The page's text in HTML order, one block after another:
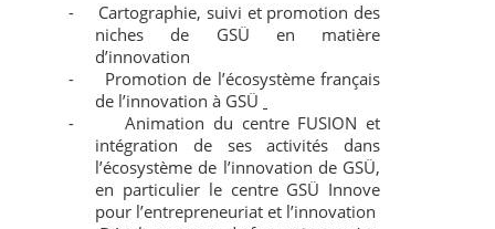
-
Cartographie, suivi et promotion des
niches de GSÜ en matière
d’innovation
-
Promotion de l’écosystème français
de l’innovation à GSÜ
-
Animation du centre FUSION et
intégration de ses activités dans
l’écosystème de l’innovation de GSÜ,
en particulier le centre GSÜ Innove
pour l’entrepreneuriat et l’innovation